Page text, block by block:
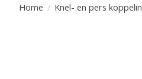
Home / Knel- en pers